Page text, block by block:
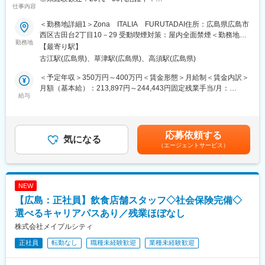
・店舗管理部は、いわば「店舗運営のハブ」です。お客様からの
声を受け止め、各売場と連携し、店長を支えながら店舗全体のサ
ービス品質を高めていきます。
・直接商品を仕入れる仕事ではありませんが、お客様対応やスタ
していくポジションです。
【レジリーダー→店長代理→店長（チーフ）】へとステップアッ
プしていくことが可能です。
■評価制度や年収
・ロピアは年齢や社歴に関係なく、実力と成果を評価する風土が
長、部長、本部長、グループ会社役員などを目指すこともできま
す。
※チーフ候補として入社した場合、最短2～3ヶ月、平均10～12ヶ
月でチーフへ昇格した事例もあります。
※チーフ最高実績年収：1,000万円以上
※チーフ以上平均年収：700万円以上／平均年齢32歳
仕事内容
◎各店舗独自メニューあり！店舗スタッフで企画しています♪
■業務内容：
Zona ITALIAをはじめとする、当社が運営している店舗のフロアま
たは調理業務をご担当頂きます。入社後は、フロア（食器を下げ
たり、テーブルの準備）・調理（野菜のカット等）に分かれて、
OJT方式にて業務を覚えていきます。成長に合わせて、できる業
務から担当します。
■組織構成：
社員は約50名程、全体ではパート・アルバイトを含め150名程在
・店舗経営に関わるキャリアコース（準管理職）と、残業の発生
しないオンオフ充実コース（一般職）のどちらかを、自由に選択
することができます（途中でコースの変更も可能）。
・仕入れから人件費まで、店舗運営の決裁権を店長やフロアマネ
ージャーに一任しています。賞与に関しても、店舗ごとの利益か
勤務地
＜勤務地詳細1＞Zona ITALIA FURUTADAI住所：広島県広島市
西区古田台2丁目10－29 受動喫煙対策：屋内全面禁煙＜勤務地詳
細2＞ゾーナイタリア イン・チェントロ住所：広島市中区上幟町
2-22 広島県立美術館内 ゾーナイタリア イン・チェントロ勤務地
煙＜勤務地詳細3＞広島市内各店舗住所：広島市内各店舗 受動喫
煙対策：屋内全面禁煙変更の範囲：会社の定める事業所
【最寄り駅】
古江駅(広島県)、草津駅(広島県)、高須駅(広島県)
給与
＜予定年収＞350万円～400万円＜賃金形態＞月給制＜賃金内訳＞
月額（基本給）：213,897円～244,443円固定残業手当/月：
詳細は、経験・スキル・前職を考慮の上、面談により決定■昇給：
年1回■賞与：年2回（7月・12月）賃金はあくまでも目安の金額で
あり、選考を通じて上下する可能性があります。月給(月額)は固定
手当を含めた表記です。
気になる 応募依頼する
（エージェントサービス）
NEW
【広島：正社員】飲食店舗スタッフ◇社会保険完備◇
選べるキャリアパスあり／残業ほぼなし
株式会社メイプルシティ
正社員 転勤なし 職種未経験歓迎 業種未経験歓迎